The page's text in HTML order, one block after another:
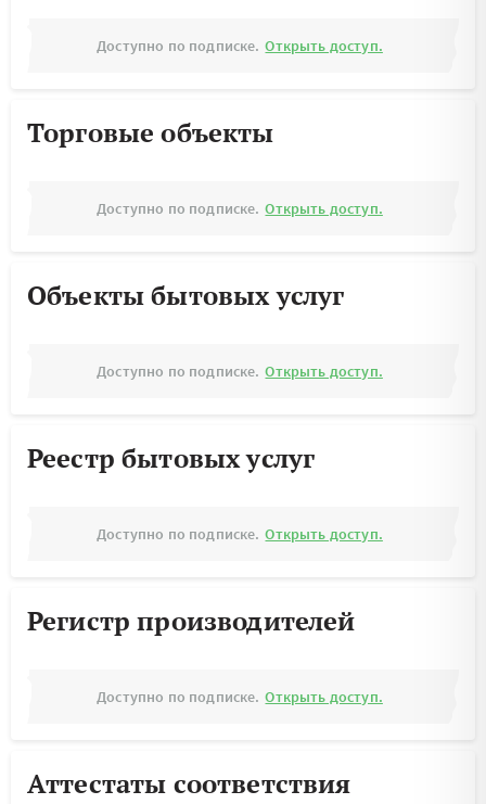
Доступно по подписке. Открыть доступ.
Торговые объекты
Доступно по подписке. Открыть доступ.
Объекты бытовых услуг
Доступно по подписке. Открыть доступ.
Реестр бытовых услуг
Доступно по подписке. Открыть доступ.
Регистр производителей
Доступно по подписке. Открыть доступ.
Аттестаты соответствия